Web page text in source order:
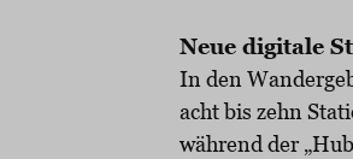
Neue digitale
In den
acht bis zehn
während der